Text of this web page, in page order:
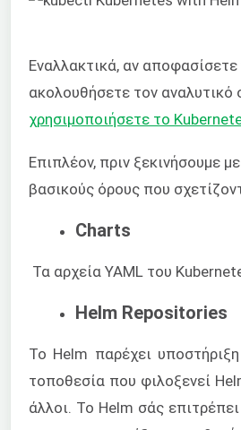
Εναλλακτικά, αν
ακολουθήσετε τον αναλυτικό
χρησιμοποιήσετε το
Επιπλέον, πριν ξεκινήσουμε
βασικούς όρους που
Charts
Τα αρχεία YAML του
Helm Repositories
Το Helm παρέχει
τοποθεσία που φιλοξενεί
άλλοι. Το Helm σάς